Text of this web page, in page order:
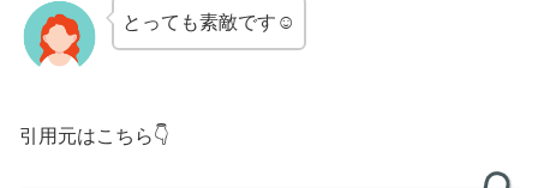
とっても素敵です☺
引用元はこちら👇